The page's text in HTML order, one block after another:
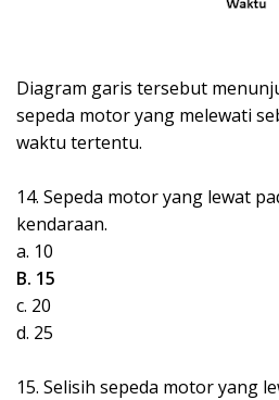
Diagram garis tersebut
sepeda motor yang melewati
waktu tertentu.
14. Sepeda motor yang lewat
kendaraan.
a. 10
B. 15
c. 20
d. 25
15. Selisih sepeda motor yang